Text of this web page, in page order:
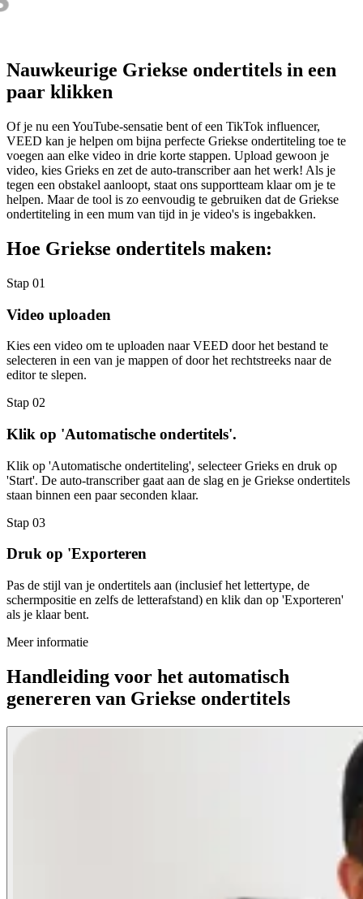
Nauwkeurige Griekse ondertitels in een
paar klikken
Of je nu een YouTube-sensatie bent of een TikTok influencer,
VEED kan je helpen om bijna perfecte Griekse ondertiteling toe te
voegen aan elke video in drie korte stappen. Upload gewoon je
video, kies Grieks en zet de auto-transcriber aan het werk! Als je
tegen een obstakel aanloopt, staat ons supportteam klaar om je te
helpen. Maar de tool is zo eenvoudig te gebruiken dat de Griekse
ondertiteling in een mum van tijd in je video's is ingebakken.
Hoe Griekse ondertitels maken:
Stap 01
Video uploaden
Kies een video om te uploaden naar VEED door het bestand te
selecteren in een van je mappen of door het rechtstreeks naar de
editor te slepen.
Stap 02
Klik op 'Automatische ondertitels'.
Klik op 'Automatische ondertiteling', selecteer Grieks en druk op
'Start'. De auto-transcriber gaat aan de slag en je Griekse ondertitels
staan binnen een paar seconden klaar.
Stap 03
Druk op 'Exporteren
Pas de stijl van je ondertitels aan (inclusief het lettertype, de
schermpositie en zelfs de letterafstand) en klik dan op 'Exporteren'
als je klaar bent.
Meer informatie
Handleiding voor het automatisch
genereren van Griekse ondertitels